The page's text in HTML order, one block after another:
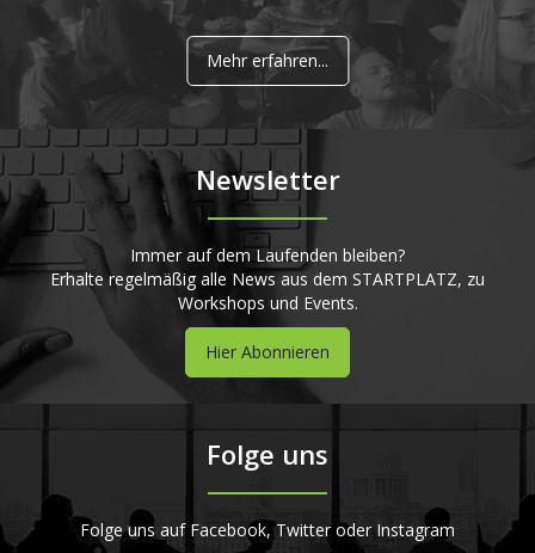
Mehr erfahren...
Newsletter
Immer auf dem Laufenden bleiben?
Erhalte regelmäßig alle News aus dem STARTPLATZ, zu
Workshops und Events.
Hier Abonnieren
Folge uns
Folge uns auf Facebook, Twitter oder Instagram